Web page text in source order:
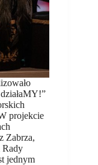
projekcie
Zabrza,
Rady
jednym